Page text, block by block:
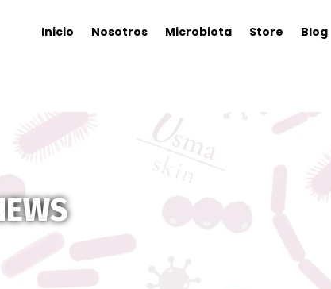
Inicio Nosotros Microbiota Store Blog